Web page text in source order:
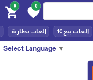
Select Language ▼
0
favorite
0
shopping_cart
العاب بيع 10 العاب بطارية